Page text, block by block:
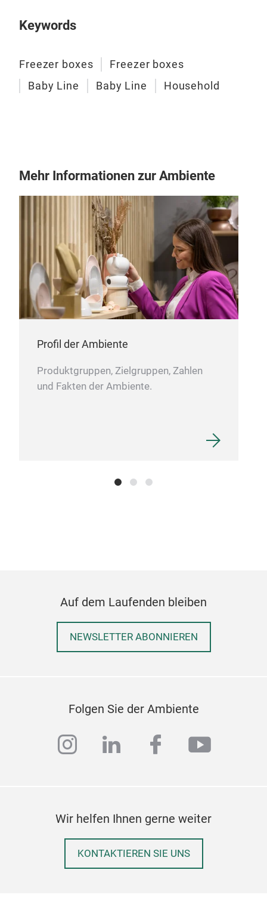
Keywords
Freezer boxes
Freezer boxes
Baby Line
Baby Line Household
Mehr Informationen zur Ambiente
Profil der Ambiente
Produktgruppen, Zielgruppen, Zahlen
und Fakten der Ambiente.
Auf dem Laufenden bleiben
NEWSLETTER ABONNIEREN
Folgen Sie der Ambiente
instagram
linkedinfacebook
Wir helfen Ihnen gerne weiter
KONTAKTIEREN SIE UNS